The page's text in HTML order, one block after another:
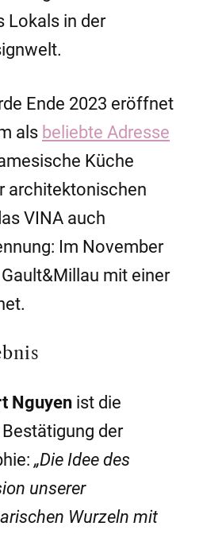
Lokals in der
Ende 2023 eröffnet
als beliebte Adresse
Küche
architektonischen
VINA auch
Im November
mit einer
Nguyen ist die
der
„Die Idee des
unserer
Wurzeln mit